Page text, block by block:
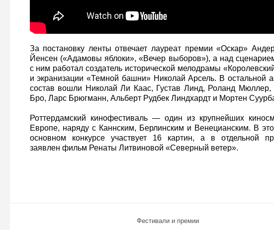
За постановку ленты отвечает лауреат премии «Оскар»
Йенсен («Адамовы яблоки», «Вечер выборов»), а над
с ним работал создатель исторической мелодрамы
и экранизации «Темной башни» Николай Арсель. В остальной
состав вошли Николай Ли Каас, Густав Линд, Роланд Мюллер,
Бро, Ларс Брюгманн, Альберт Рудбек Линдхардт и Мортен
Роттердамский кинофестиваль — один из крупнейших
Европе, наряду с Каннским, Берлинским и Венецианским. В
основном конкурсе участвует 16 картин, а в отдельной
заявлен фильм Ренаты Литвиновой «Северный ветер».
Фестивали и премии